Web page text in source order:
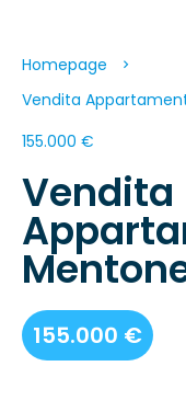
Homepage
Vendita
155.000 €
Vendita
155.000 €